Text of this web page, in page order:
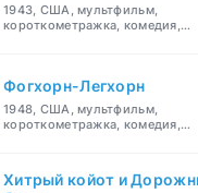
1943, США, мультфильм,
короткометражка, комедия,
Фогхорн-Легхорн
1948, США, мультфильм,
короткометражка, комедия,
Хитрый койот и